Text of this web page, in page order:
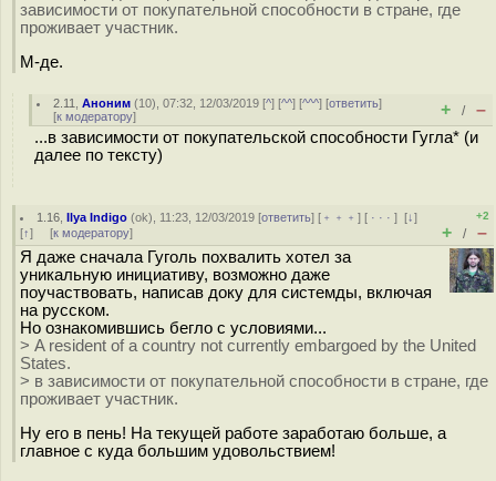
зависимости от покупательной способности в стране, где
проживает участник.
М-де.
2.11 ,Аноним (10), 07:32, 12/03/2019 [^] [^^] [^^^] [ответить]
[к модератору] + / –
...в зависимости от покупательской способности Гугла* (и
далее по тексту)
1.16 ,Ilya Indigo (ok), 11:23, 12/03/2019 [ответить] [ ﹢﹢﹢] [ · · ·][↓]
[↑] [к модератору]
+2
+ / –
Я даже сначала Гуголь похвалить хотел за
уникальную инициативу, возможно даже
поучаствовать, написав доку для системды, включая
на русском.
Но ознакомившись бегло с условиями...
> A resident of a country not currently embargoed by the United
States.
> в зависимости от покупательной способности в стране, где
проживает участник.
Ну его в пень! На текущей работе заработаю больше, а
главное с куда большим удовольствием!